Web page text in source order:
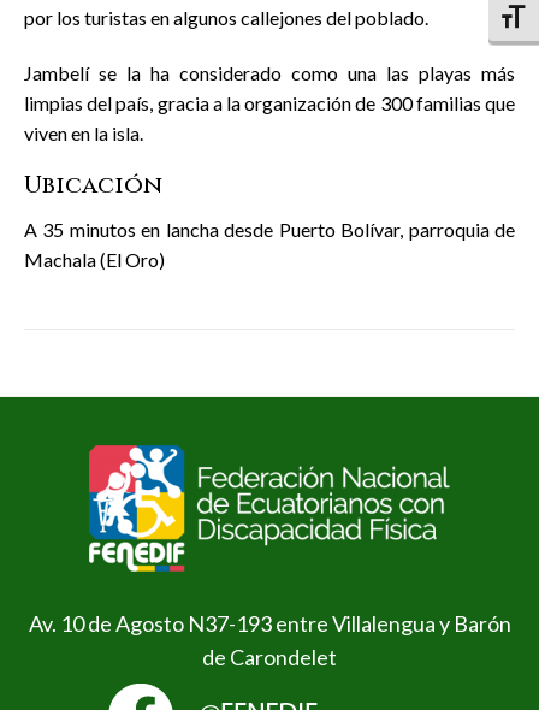
por los turistas en algunos callejones del poblado.
Jambelí se la ha considerado como una las playas más
limpias del país, gracia a la organización de 300 familias que
viven en la isla.
Ubicación
A 35 minutos en lancha desde Puerto Bolívar, parroquia de
Machala (El Oro)
Av. 10 de Agosto N37-193 entre Villalengua y Barón
de Carondelet